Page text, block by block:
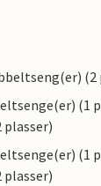
(2
(1
(1